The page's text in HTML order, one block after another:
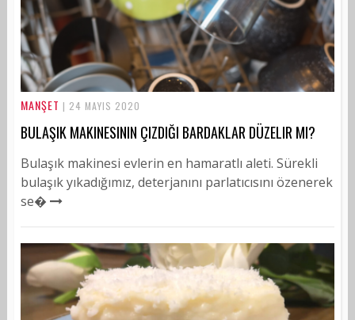
MANŞET | 24 MAYIS 2020
BULAŞIK MAKINESININ ÇIZDIĞI BARDAKLAR DÜZELIR MI?
Bulaşık makinesi evlerin en hamaratlı aleti. Sürekli
bulaşık yıkadığımız, deterjanını parlatıcısını özenerek
se�